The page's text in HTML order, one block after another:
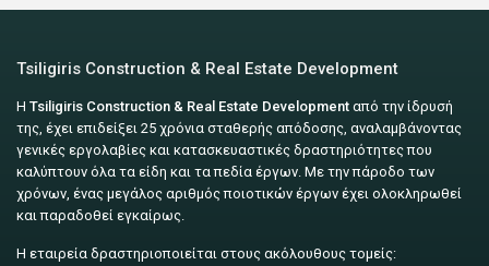
Tsiligiris Construction & Real Estate Development
ΗTsiligiris Construction & Real Estate Development από την ίδρυσή
της, έχει επιδείξει 25 χρόνια σταθερής απόδοσης, αναλαμβάνοντας
γενικές εργολαβίες και κατασκευαστικές δραστηριότητες που
καλύπτουν όλα τα είδη και τα πεδία έργων. Με την πάροδο των
χρόνων, ένας μεγάλος αριθμός ποιοτικών έργων έχει ολοκληρωθεί
και παραδοθεί εγκαίρως.
Η εταιρεία δραστηριοποιείται στους ακόλουθους τομείς: